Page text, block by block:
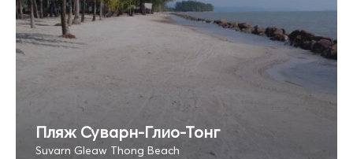
Пляж Суварн-Глио-Тонг
Suvarn Gleaw Thong Beach